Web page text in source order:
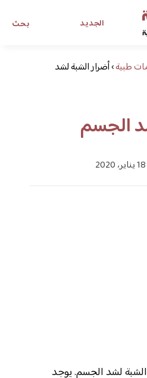
بحث الجديد
العصرية طبية›أضرار الشبة لشد
الجسم
الشبة لشد الجسم. يوجد